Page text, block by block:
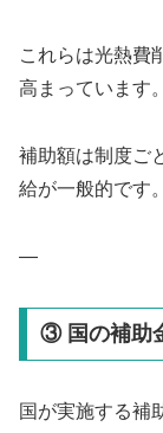
これらは光熱費
高まっています。
補助額は制度ご
給が一般的です。
—
③ 国の補助
国が実施する補